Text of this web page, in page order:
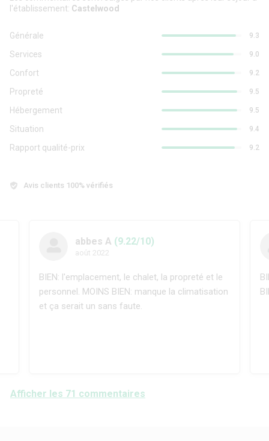
l'établissement: Castelwood
Générale 9.3
Services 9.0
Confort 9.2
Propreté 9.5
Hébergement 9.5
Situation 9.4
Rapport qualité-prix 9.2
Avis clients 100% vérifiés
abbes A (9.22/10)
août 2022
BIEN: l'emplacement, le chalet, la propreté et le
personnel. MOINS BIEN: manque la climatisation
et ça serait un sans faute.
Afficher les 71 commentaires